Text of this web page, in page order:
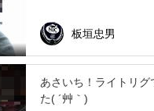
板垣忠男
あさいち！ライトリグ
た( ´艸｀)